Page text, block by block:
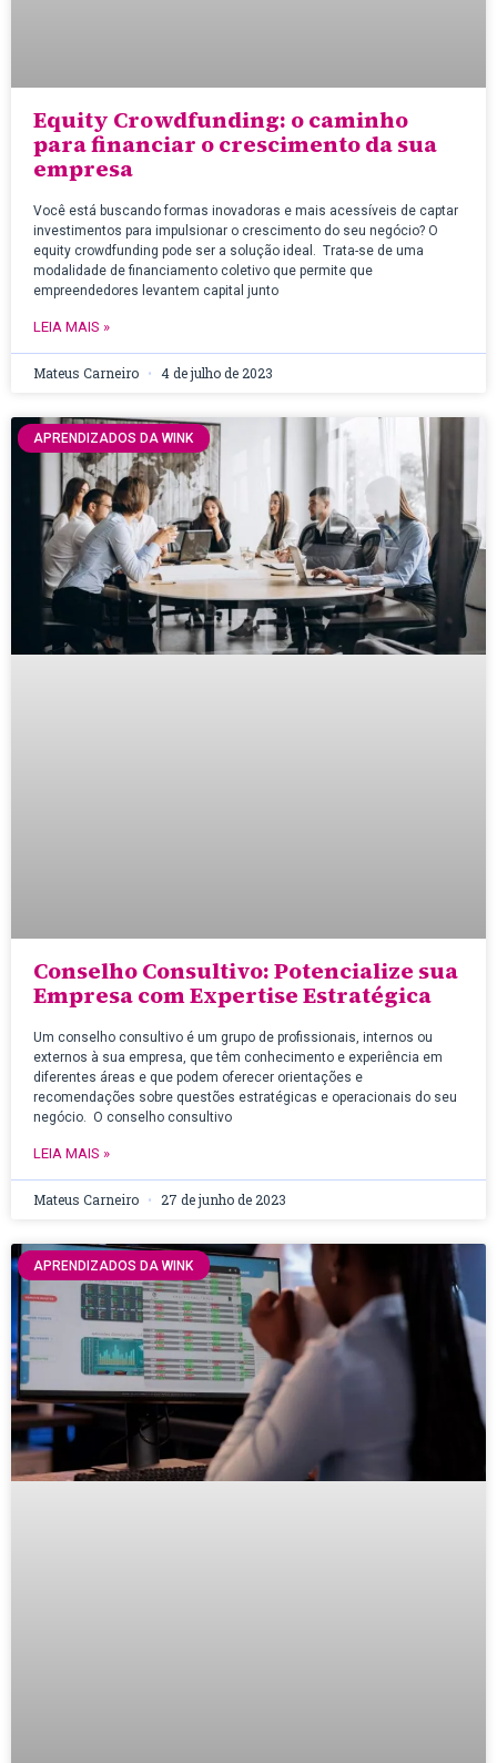
Equity Crowdfunding: o caminho
para financiar o crescimento da sua
empresa
Você está buscando formas inovadoras e mais acessíveis de captar
investimentos para impulsionar o crescimento do seu negócio? O
equity crowdfunding pode ser a solução ideal. Trata-se de uma
modalidade de financiamento coletivo que permite que
empreendedores levantem capital junto
LEIA MAIS »
Mateus Carneiro 4 de julho de 2023
APRENDIZADOS DA WINK
Conselho Consultivo: Potencialize sua
Empresa com Expertise Estratégica
Um conselho consultivo é um grupo de profissionais, internos ou
externos à sua empresa, que têm conhecimento e experiência em
diferentes áreas e que podem oferecer orientações e
recomendações sobre questões estratégicas e operacionais do seu
negócio. O conselho consultivo
LEIA MAIS »
Mateus Carneiro 27 de junho de 2023
APRENDIZADOS DA WINK